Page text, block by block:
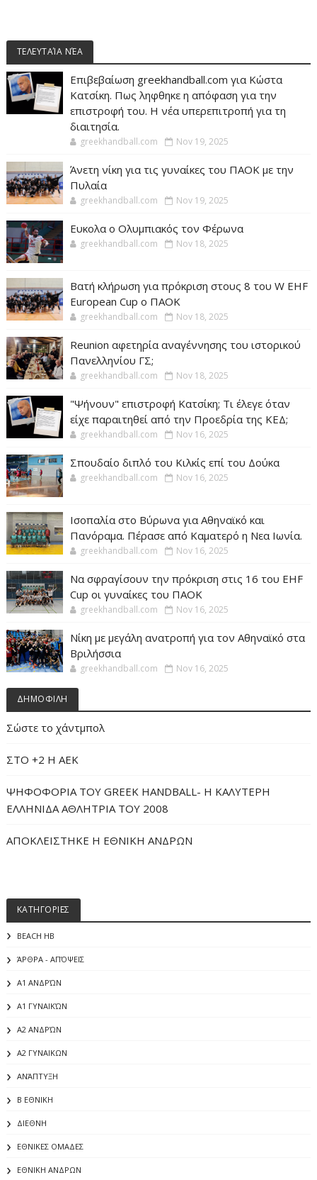
ΤΕΛΕΥΤΑΊΑ ΝΈΑ
Επιβεβαίωση greekhandball.com για Κώστα
Κατσίκη. Πως ληφθηκε η απόφαση για την
επιστροφή του. Η νέα υπερεπιτροπή για τη
διαιτησία.
greekhandball.com Nov 19, 2025
Άνετη νίκη για τις γυναίκες του ΠΑΟΚ με την
Πυλαία
greekhandball.com Nov 19, 2025
Ευκολα ο Ολυμπιακός τον Φέρωνα
greekhandball.com Nov 18, 2025
Βατή κλήρωση για πρόκριση στους 8 του W EHF
European Cup ο ΠΑΟΚ
greekhandball.com Nov 18, 2025
Reunion αφετηρία αναγέννησης του ιστορικού
Πανελληνίου ΓΣ;
greekhandball.com Nov 18, 2025
"Ψήνουν" επιστροφή Κατσίκη; Τι έλεγε όταν
είχε παραιτηθεί από την Προεδρία της ΚΕΔ;
greekhandball.com Nov 16, 2025
Σπουδαίο διπλό του Κιλκίς επί του Δούκα
greekhandball.com Nov 16, 2025
Ισοπαλία στο Βύρωνα για Αθηναϊκό και
Πανόραμα. Πέρασε από Καματερό η Νεα Ιωνία.
greekhandball.com Nov 16, 2025
Να σφραγίσουν την πρόκριση στις 16 του EHF
Cup οι γυναίκες του ΠΑΟΚ
greekhandball.com Nov 16, 2025
Νίκη με μεγάλη ανατροπή για τον Αθηναϊκό στα
Βριλήσσια
greekhandball.com Nov 16, 2025
ΔΗΜΟΦΙΛΗ
Σώστε το χάντμπολ
ΣΤΟ +2 Η ΑΕΚ
ΨΗΦΟΦΟΡΙΑ ΤΟΥ GREEK HANDBALL- H ΚΑΛΥΤΕΡΗ
ΕΛΛΗΝΙΔΑ ΑΘΛΗΤΡΙΑ ΤΟΥ 2008
ΑΠΟΚΛΕΙΣΤΗΚΕ Η ΕΘΝΙΚΗ ΑΝΔΡΩΝ
ΚΑΤΗΓΟΡΙΕΣ
BEACH HB
ΆΡΘΡΑ - ΑΠΌΨΕΙΣ
Α1 ΑΝΔΡΏΝ
Α1 ΓΥΝΑΙΚΏΝ
Α2 ΑΝΔΡΏΝ
Α2 ΓΥΝΑΙΚΩΝ
ΑΝΆΠΤΥΞΗ
Β ΕΘΝΙΚΗ
ΔΙΕΘΝΗ
ΕΘΝΙΚΕΣ ΟΜΑΔΕΣ
ΕΘΝΙΚΗ ΑΝΔΡΩΝ